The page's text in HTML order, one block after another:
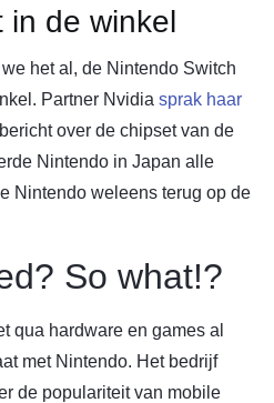
in de winkel
het al, de Nintendo Switch
Partner Nvidia sprak haar
over de chipset van de
Nintendo in Japan alle
Nintendo weleens terug op de
So what!?
qua hardware en games al
met Nintendo. Het bedrijf
de populariteit van mobile